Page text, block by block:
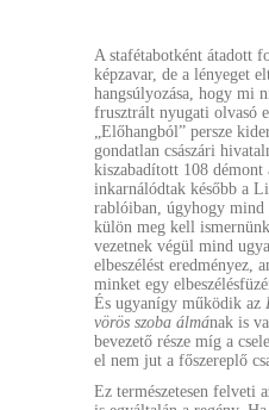
A stafétabotként átadott
képzavar, de a lényeget
hangsúlyozása, hogy mi
frusztrált nyugati olvasó
„Előhangból” persze
gondatlan császári
kiszabadított 108 démont
inkarnálódtak később a
rablóiban, úgyhogy mind
külön meg kell
vezetnek végül mind
elbeszélést eredményez,
minket egy
És ugyanígy működik az
vörös szoba álmának is
bevezető része míg a
el nem jut a főszereplő
Ez természetesen felveti